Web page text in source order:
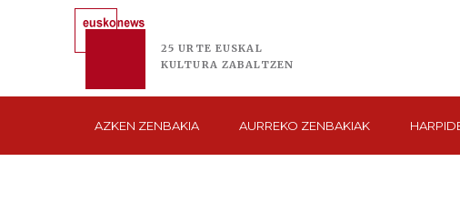
25 URTE EUSKAL
KULTURA ZABALTZEN
AZKEN ZENBAKIA AURREKO ZENBAKIAK